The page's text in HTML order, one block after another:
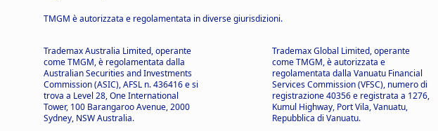
TMGM è autorizzata e regolamentata in diverse giurisdizioni.
Trademax Australia Limited, operante
come TMGM, è regolamentata dalla
Australian Securities and Investments
Commission (ASIC), AFSL n. 436416 e si
trova a Level 28, One International
Tower, 100 Barangaroo Avenue, 2000
Sydney, NSW Australia.
Trademax Global Limited, operante
come TMGM, è autorizzata e
regolamentata dalla Vanuatu Financial
Services Commission (VFSC), numero di
registrazione 40356 e registrata a 1276,
Kumul Highway, Port Vila, Vanuatu,
Repubblica di Vanuatu.